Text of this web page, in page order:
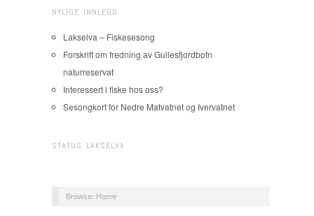
NYLIGE INNLEGG
Lakselva – Fiskesesong
Forskrift om fredning av Gullesfjordbotn
naturreservat
Interessert i fiske hos oss?
Sesongkort for Nedre Matvatnet og Ivervatnet
STATUS LAKSELVA
Browse: Home